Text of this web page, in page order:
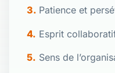
Patience et
Esprit
Sens de